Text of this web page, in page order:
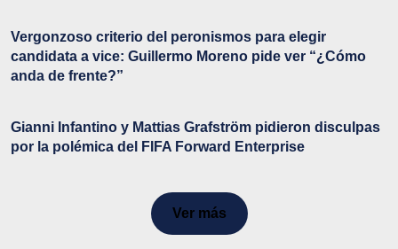
Vergonzoso criterio del peronismos para elegir
candidata a vice: Guillermo Moreno pide ver “¿Cómo
anda de frente?”
Gianni Infantino y Mattias Grafström pidieron disculpas
por la polémica del FIFA Forward Enterprise
Ver más